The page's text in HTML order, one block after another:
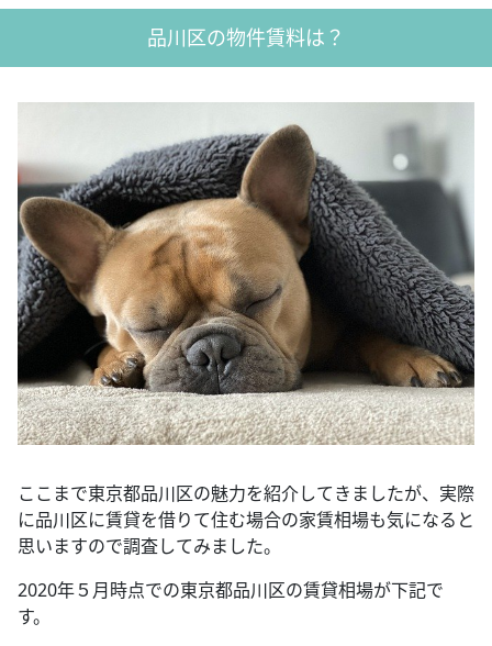
品川区の物件賃料は？
ここまで東京都品川区の魅力を紹介してきましたが、実際
に品川区に賃貸を借りて住む場合の家賃相場も気になると
思いますので調査してみました。
2020年５月時点での東京都品川区の賃貸相場が下記で
す。